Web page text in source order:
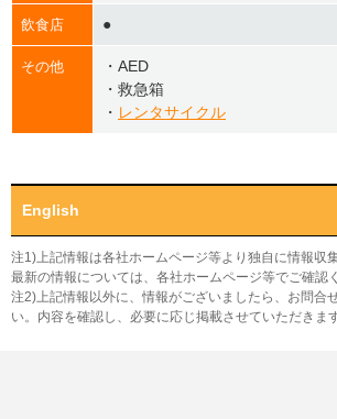
飲食店 ●
その他
・AED
・救急箱
・ レンタサイクル
English
注1)上記情報は各社ホームページ等より独自に情報収
最新の情報については、各社ホームページ等でご確認
注2)上記情報以外に、情報がございましたら、お問合
い。内容を確認し、必要に応じ掲載させていただきます